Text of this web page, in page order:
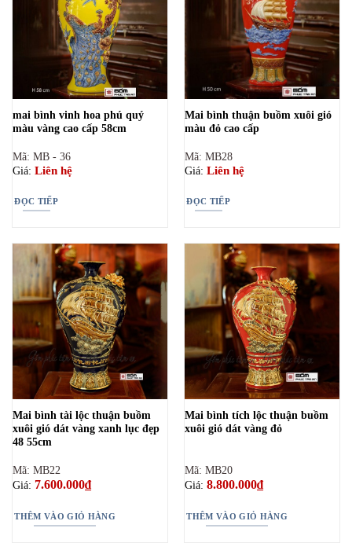
mai bình vinh hoa phú quý
màu vàng cao cấp 58cm
Mã: MB - 36
Giá: Liên hệ
ĐỌC TIẾP
Mai bình thuận buồm xuôi gió
màu đỏ cao cấp
Mã: MB28
Giá: Liên hệ
ĐỌC TIẾP
Mai bình tài lộc thuận buồm
xuôi gió dát vàng xanh lục đẹp
48 55cm
Mã: MB22
Giá: 7.600.000₫
THÊM VÀO GIỎ HÀNG
Mai bình tích lộc thuận buồm
xuôi gió dát vàng đỏ
Mã: MB20
Giá: 8.800.000₫
THÊM VÀO GIỎ HÀNG